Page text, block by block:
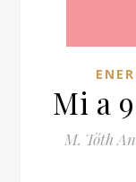
Mi a
M. Tóth